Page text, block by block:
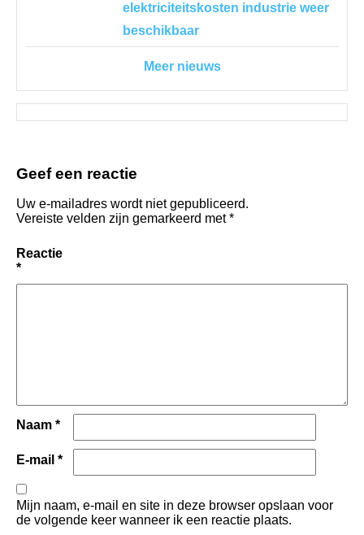
elektriciteitskosten industrie weer
beschikbaar
Meer nieuws
Geef een reactie
Uw e-mailadres wordt niet gepubliceerd.
Vereiste velden zijn gemarkeerd met*
Reactie
*
Naam *
E-mail *
Mijn naam, e-mail en site in deze browser opslaan voor
de volgende keer wanneer ik een reactie plaats.